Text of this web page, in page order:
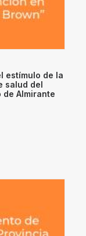
estímulo de la
salud del
Almirante